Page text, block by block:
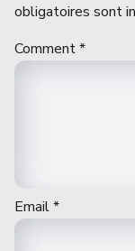
obligatoires sont
Comment*
Email*